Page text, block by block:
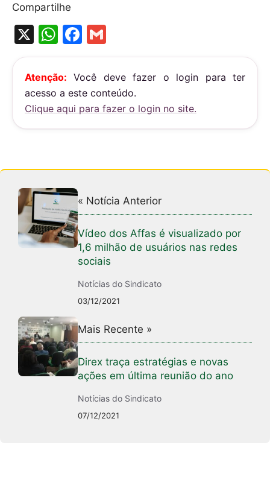
Compartilhe
X
W
h
at
s
A
p
F
a
c
e
b
o
k
m
ai
l
Atenção: Você deve fazer o login para ter
acesso a este conteúdo.
Clique aqui para fazer o login no site.
« Notícia Anterior
Vídeo dos Affas é visualizado por
1,6 milhão de usuários nas redes
sociais
Notícias do Sindicato
03/12/2021
Mais Recente »
Direx traça estratégias e novas
ações em última reunião do ano
Notícias do Sindicato
07/12/2021